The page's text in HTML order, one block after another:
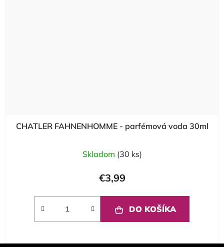
CHATLER FAHNENHOMME - parfémová voda 30ml
Skladom (30 ks)
€3,99
DO KOŠÍKA